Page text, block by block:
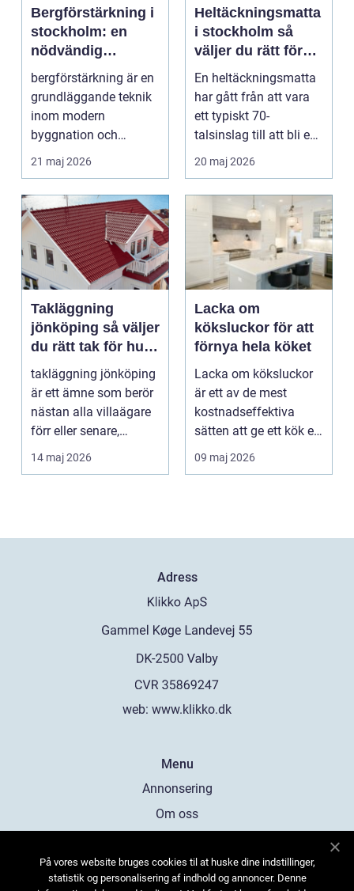
Bergförstärkning i
stockholm: en
nödvändig
byggteknik
bergförstärkning är en
grundläggande teknik
inom modern
byggnation och
infrastrukturutveckling,
särs...
21 maj 2026
Heltäckningsmatta
i stockholm så
väljer du rätt för
hem och kontor
En heltäckningsmatta
har gått från att vara
ett typiskt 70-
talsinslag till att bli en
modern lösning...
20 maj 2026
Takläggning
jönköping så väljer
du rätt tak för hus
och klimat
takläggning jönköping
är ett ämne som berör
nästan alla villaägare
förr eller senare,
eftersom taket...
14 maj 2026
Lacka om
köksluckor för att
förnya hela köket
Lacka om köksluckor
är ett av de mest
kostnadseffektiva
sätten att ge ett kök ett
helt nytt uttryck ...
09 maj 2026
Adress
web: www.klikko.dk
Menu
Annonsering
Om oss
Kontakta oss
På vores website bruges cookies til at huske dine indstillinger,
statistik og personalisering af indhold og annoncer. Denne